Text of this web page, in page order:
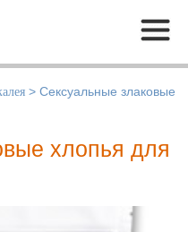
Меню
> Сексуальные злаковые
хлопья для